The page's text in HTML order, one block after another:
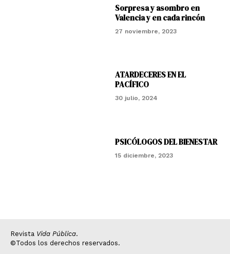
Sorpresa y asombro en
Valencia y en cada rincón
27 noviembre, 2023
ATARDECERES EN EL
PACÍFICO
30 julio, 2024
PSICÓLOGOS DEL BIENESTAR
15 diciembre, 2023
Revista Vida Pública.
©Todos los derechos reservados.